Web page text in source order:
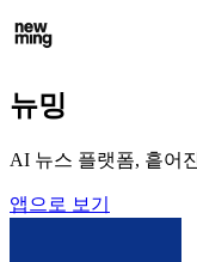
뉴밍
AI 뉴스 플랫폼, 흩어
앱으로 보기